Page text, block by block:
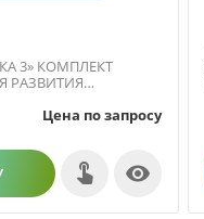
3» КОМПЛЕКТ
РАЗВИТИЯ
Цена по запросу
